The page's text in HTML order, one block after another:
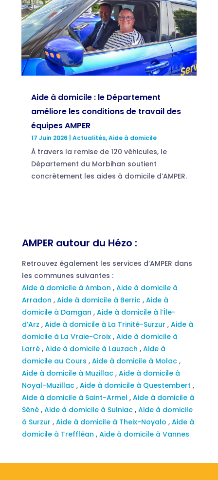
Aide à domicile : le Département
améliore les conditions de travail des
équipes AMPER
17 Juin 2026 Actualités,Aide à domicile
À travers la remise de 120 véhicules, le
Département du Morbihan soutient
concrètement les aides à domicile d’AMPER.
AMPER autour du Hézo :
Retrouvez également les services d’AMPER dans
les communes suivantes :
Aide à domicile à Ambon , Aide à domicile à
Arradon , Aide à domicile à Berric , Aide à
domicile à Damgan , Aide à domicile à l’Île-
d’Arz , Aide à domicile à La Trinité-Surzur , Aide à
domicile à La Vraie-Croix , Aide à domicile à
Larré , Aide à domicile à Lauzach , Aide à
domicile au Cours , Aide à domicile à Molac ,
Aide à domicile à Muzillac , Aide à domicile à
Noyal-Muzillac , Aide à domicile à Questembert ,
Aide à domicile à Saint-Armel , Aide à domicile à
Séné , Aide à domicile à Sulniac , Aide à domicile
à Surzur , Aide à domicile à Theix-Noyalo , Aide à
domicile à Treffléan , Aide à domicile à Vannes